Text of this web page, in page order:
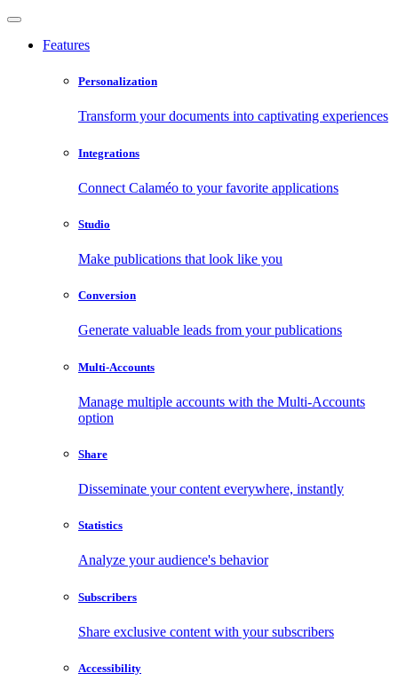
Features
Personalization
Transform your documents into captivating experiences
Integrations
Connect Calaméo to your favorite applications
Studio
Make publications that look like you
Conversion
Generate valuable leads from your publications
Multi-Accounts
Manage multiple accounts with the Multi-Accounts
option
Share
Disseminate your content everywhere, instantly
Statistics
Analyze your audience's behavior
Subscribers
Share exclusive content with your subscribers
Accessibility